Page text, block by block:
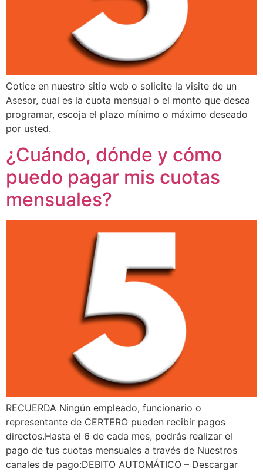
Cotice en nuestro sitio web o solicite la visite de un
Asesor, cual es la cuota mensual o el monto que desea
programar, escoja el plazo mínimo o máximo deseado
por usted.
¿Cuándo, dónde y cómo
puedo pagar mis cuotas
mensuales?
RECUERDA Ningún empleado, funcionario o
representante de CERTERO pueden recibir pagos
directos.Hasta el 6 de cada mes, podrás realizar el
pago de tus cuotas mensuales a través de Nuestros
canales de pago:DEBITO AUTOMÁTICO – Descargar